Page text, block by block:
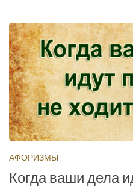
АФОРИЗМЫ
Когда ваши дела